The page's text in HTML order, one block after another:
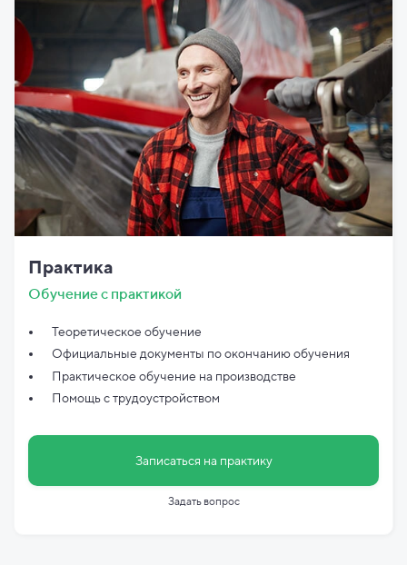
Практика
Обучение с практикой
Теоретическое обучение
Официальные документы поокончанию обучения
Практическое обучение на производстве
Помощь с трудоустройством
Записаться на практику
Задать вопрос